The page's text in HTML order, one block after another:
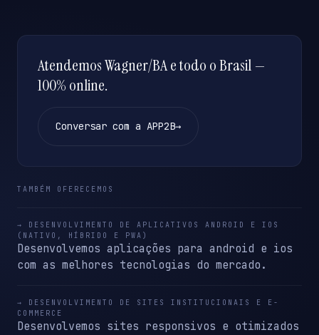
Atendemos Wagner/BA e todo o Brasil —
100% online.
Conversar com a APP2B→
TAMBÉM OFERECEMOS
→ DESENVOLVIMENTO DE APLICATIVOS ANDROID E IOS
(NATIVO, HÍBRIDO E PWA)
Desenvolvemos aplicações para android e ios
com as melhores tecnologias do mercado.
→ DESENVOLVIMENTO DE SITES INSTITUCIONAIS E E-
COMMERCE
Desenvolvemos sites responsivos e otimizados